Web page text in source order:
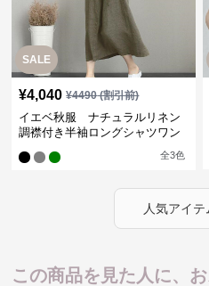
SALE
¥4,040 ¥4490(割引前)
イエベ秋服 ナチュラルリネン
調襟付き半袖ロングシャツワン
全3色
人気アイ
この商品を見た人に、